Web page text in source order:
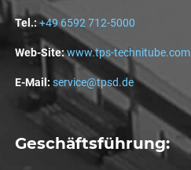
Tel.: +49 6592 712-5000
Web-Site:www.tps-technitube.com
E-Mail: service@tpsd.de
Geschäftsführung: